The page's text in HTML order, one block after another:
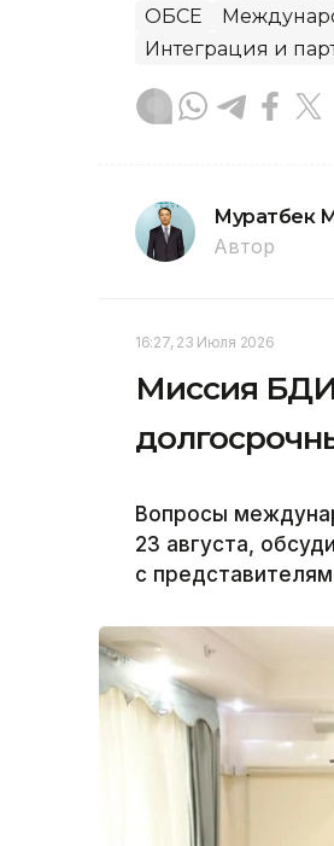
ОБСЕ
Интеграция и
Муратбек
Автор
16:27, 23 Июля 2026
Миссия
Вопросы
23 августа,
с